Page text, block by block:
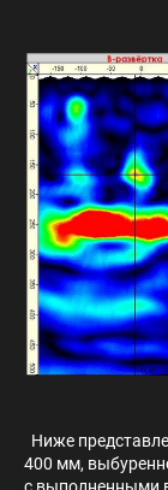
Ниже
400 мм,